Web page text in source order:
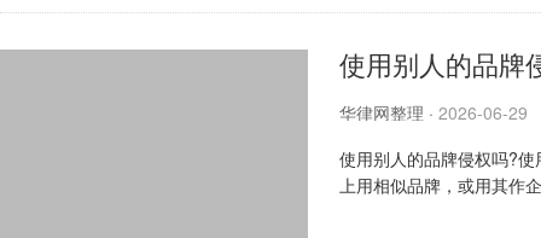
使用别人的品牌
华律网整理 · 2026-06-29
使用别人的品牌侵权吗?
上用相似品牌，或用其作